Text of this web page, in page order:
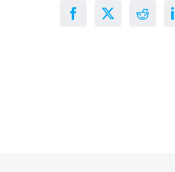
Facebook
X Reddit